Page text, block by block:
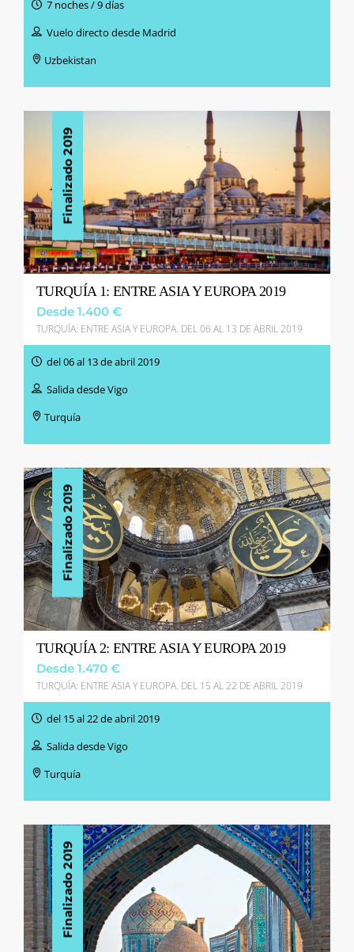
7 noches / 9 días
Vuelo directo desde Madrid
Uzbekistan
Finalizado 2019
TURQUÍA 1: ENTRE ASIA Y EUROPA 2019
Desde 1.400 €
TURQUÍA: ENTRE ASIA Y EUROPA. DEL 06 AL 13 DE ABRIL 2019
del 06 al 13 de abril 2019
Salida desde Vigo
Turquía
Finalizado 2019
TURQUÍA 2: ENTRE ASIA Y EUROPA 2019
Desde 1.470 €
TURQUÍA: ENTRE ASIA Y EUROPA. DEL 15 AL 22 DE ABRIL 2019
del 15 al 22 de abril 2019
Salida desde Vigo
Turquía
Finalizado 2019